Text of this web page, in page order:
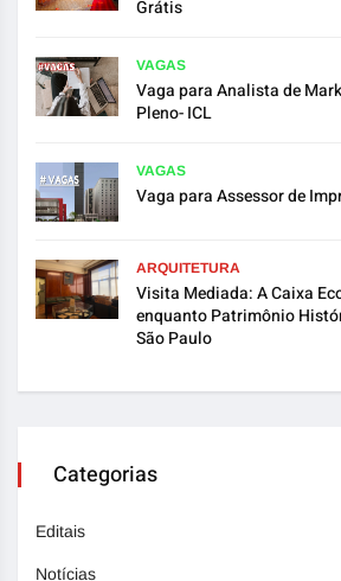
Grátis
VAGAS
Vaga para Analista de
Pleno- ICL
VAGAS
Vaga para Assessor de
ARQUITETURA
Visita Mediada: A Caixa
enquanto Patrimônio
São Paulo
Categorias
Editais
Notícias